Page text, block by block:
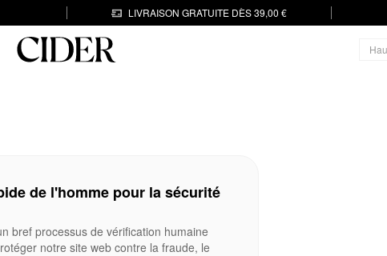
LIVRAISON GRATUITE DÈS 39,00 €
de l'homme pour la sécurité
bref processus de vérification humaine
notre site web contre la fraude, le